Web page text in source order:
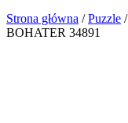
Strona główna /Puzzle
BOHATER 34891